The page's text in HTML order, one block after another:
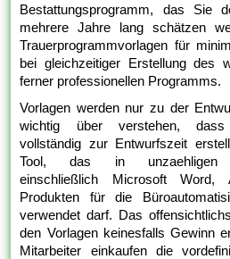
Bestattungsprogramm, das Sie
mehrere Jahre lang schätzen
Trauerprogrammvorlagen für
bei gleichzeitiger Erstellung des
ferner professionellen Programms.
Vorlagen werden nur zu der
wichtig über verstehen, dass
vollständig zur Entwurfszeit
Tool, das in unzaehligen
einschließlich Microsoft Word,
Produkten für die
verwendet darf. Das
den Vorlagen keinesfalls Gewinn
Mitarbeiter einkaufen die